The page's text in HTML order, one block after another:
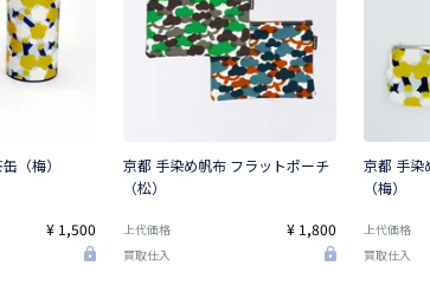
（梅）
¥ 1,500
京都 手染め帆布 フラットポーチ
（松）
上代価格 ¥ 1,800
買取仕入
京都 手染
（梅）
上代価格
買取仕入